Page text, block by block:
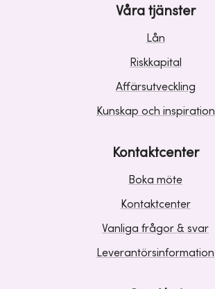
Våra tjänster
Lån
Riskkapital
Affärsutveckling
Kunskap och inspiration
Kontaktcenter
Boka möte
Kontaktcenter
Vanliga frågor & svar
Leverantörsinformation